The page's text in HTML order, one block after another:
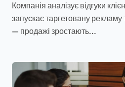
Компанія аналізує відгуки клієнтів у соцмережах,
запускає таргетовану
— продажі зростають...